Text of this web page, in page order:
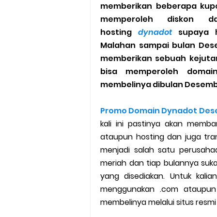
Cara Mudah Melihat Nomor
7 Cara Mudah Top Up Grab
5 Versi Map Paling Gacor
Penyebab dan Cara
Cara Menghitung
Cara Menggunakan Paket
5 Cara Top Up InDriver
5 Biaya Potongan Shopee
10 Cara Jitu Autobid Untuk
memberikan beberapa
memperoleh
hostingdynadot supaya
Malahan sampai bulan
memberikan sebuah
bisa memperoleh
membelinya dibulan
Promo Domain Dynadot
kali ini pastinya akan
ataupun hosting dan juga
menjadi salah satu
meriah dan tiap bulannya
yang disediakan. Untuk
menggunakan .com
membelinya melalui situs